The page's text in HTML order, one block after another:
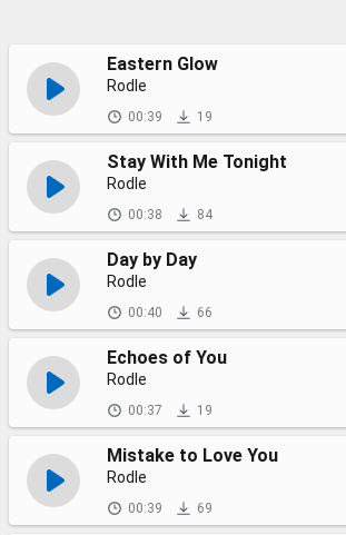
Eastern Glow
Rodle
00:39 19
Stay With Me Tonight
Rodle
00:38 84
Day by Day
Rodle
00:40 66
Echoes of You
Rodle
00:37 19
Mistake to Love You
Rodle
00:39 69